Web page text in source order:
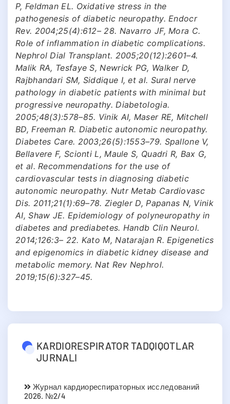
P, Feldman EL. Oxidative stress in the
pathogenesis of diabetic neuropathy. Endocr
Rev. 2004;25(4):612– 28. Navarro JF, Mora C.
Role of inflammation in diabetic complications.
Nephrol Dial Transplant. 2005;20(12):2601–4.
Malik RA, Tesfaye S, Newrick PG, Walker D,
Rajbhandari SM, Siddique I, et al. Sural nerve
pathology in diabetic patients with minimal but
progressive neuropathy. Diabetologia.
2005;48(3):578–85. Vinik AI, Maser RE, Mitchell
BD, Freeman R. Diabetic autonomic neuropathy.
Diabetes Care. 2003;26(5):1553–79. Spallone V,
Bellavere F, Scionti L, Maule S, Quadri R, Bax G,
et al. Recommendations for the use of
cardiovascular tests in diagnosing diabetic
autonomic neuropathy. Nutr Metab Cardiovasc
Dis. 2011;21(1):69–78. Ziegler D, Papanas N, Vinik
AI, Shaw JE. Epidemiology of polyneuropathy in
diabetes and prediabetes. Handb Clin Neurol.
2014;126:3– 22. Kato M, Natarajan R. Epigenetics
and epigenomics in diabetic kidney disease and
metabolic memory. Nat Rev Nephrol.
2019;15(6):327–45.
KARDIORESPIRATOR TADQIQOTLAR
JURNALI
Журнал кардиореспираторных исследований
2026. №2/4